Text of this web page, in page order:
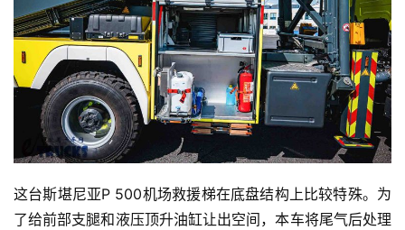
这台斯堪尼亚P 500机场救援梯在底盘结构上比较特殊。为
了给前部支腿和液压顶升油缸让出空间，本车将尾气后处理